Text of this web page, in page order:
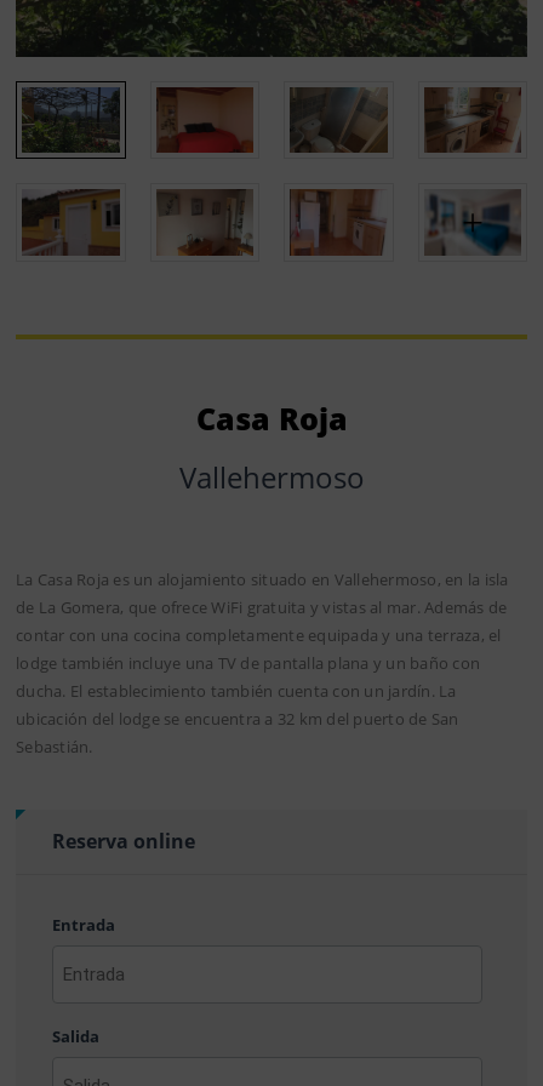
Casa Roja
Vallehermoso
La Casa Roja es un alojamiento situado en Vallehermoso, en la isla
de La Gomera, que ofrece WiFi gratuita y vistas al mar. Además de
contar con una cocina completamente equipada y una terraza, el
lodge también incluye una TV de pantalla plana y un baño con
ducha. El establecimiento también cuenta con un jardín. La
ubicación del lodge se encuentra a 32 km del puerto de San
Sebastián.
Reserva online
Entrada
AAAA
MM
Salida